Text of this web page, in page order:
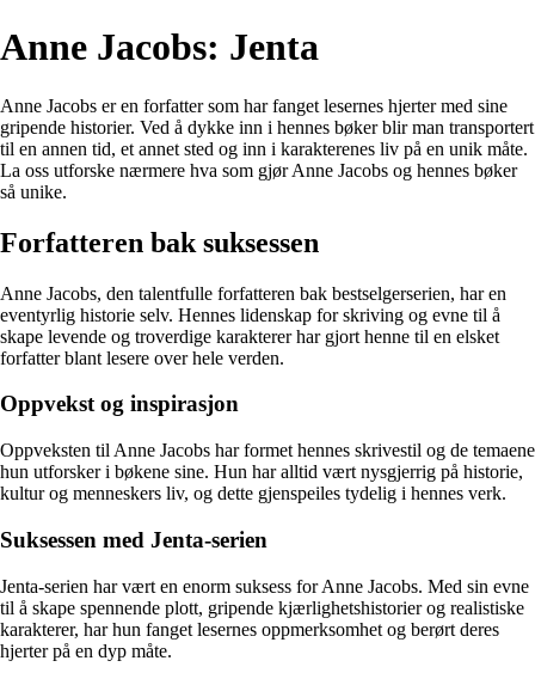
Anne Jacobs: Jenta
Anne Jacobs er en forfatter som har fanget lesernes hjerter med sine
gripende historier. Ved å dykke inn i hennes bøker blir man transportert
til en annen tid, et annet sted og inn i karakterenes liv på en unik måte.
La oss utforske nærmere hva som gjør Anne Jacobs og hennes bøker
så unike.
Forfatteren bak suksessen
Anne Jacobs, den talentfulle forfatteren bak bestselgerserien, har en
eventyrlig historie selv. Hennes lidenskap for skriving og evne til å
skape levende og troverdige karakterer har gjort henne til en elsket
forfatter blant lesere over hele verden.
Oppvekst og inspirasjon
Oppveksten til Anne Jacobs har formet hennes skrivestil og de temaene
hun utforsker i bøkene sine. Hun har alltid vært nysgjerrig på historie,
kultur og menneskers liv, og dette gjenspeiles tydelig i hennes verk.
Suksessen med Jenta-serien
Jenta-serien har vært en enorm suksess for Anne Jacobs. Med sin evne
til å skape spennende plott, gripende kjærlighetshistorier og realistiske
karakterer, har hun fanget lesernes oppmerksomhet og berørt deres
hjerter på en dyp måte.